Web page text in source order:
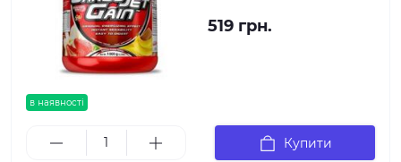
в наявності
519 грн.
Купити